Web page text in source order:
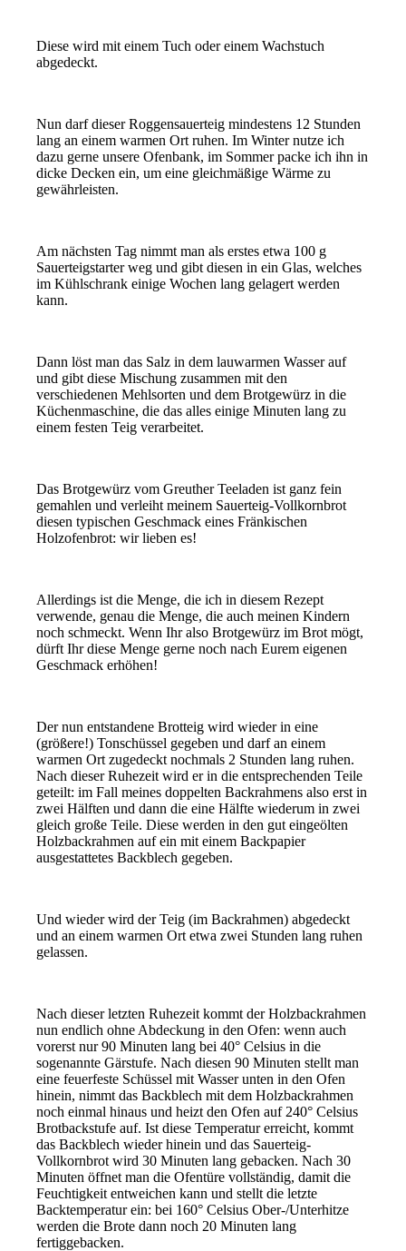
Diese wird mit einem Tuch oder einem Wachstuch
abgedeckt.
Nun darf dieser Roggensauerteig mindestens 12 Stunden
lang an einem warmen Ort ruhen. Im Winter nutze ich
dazu gerne unsere Ofenbank, im Sommer packe ich ihn in
dicke Decken ein, um eine gleichmäßige Wärme zu
gewährleisten.
Am nächsten Tag nimmt man als erstes etwa 100 g
Sauerteigstarter weg und gibt diesen in ein Glas, welches
im Kühlschrank einige Wochen lang gelagert werden
kann.
Dann löst man das Salz in dem lauwarmen Wasser auf
und gibt diese Mischung zusammen mit den
verschiedenen Mehlsorten und dem Brotgewürz in die
Küchenmaschine, die das alles einige Minuten lang zu
einem festen Teig verarbeitet.
Das Brotgewürz vom Greuther Teeladen ist ganz fein
gemahlen und verleiht meinem Sauerteig-Vollkornbrot
diesen typischen Geschmack eines Fränkischen
Holzofenbrot: wir lieben es!
Allerdings ist die Menge, die ich in diesem Rezept
verwende, genau die Menge, die auch meinen Kindern
noch schmeckt. Wenn Ihr also Brotgewürz im Brot mögt,
dürft Ihr diese Menge gerne noch nach Eurem eigenen
Geschmack erhöhen!
Der nun entstandene Brotteig wird wieder in eine
(größere!) Tonschüssel gegeben und darf an einem
warmen Ort zugedeckt nochmals 2 Stunden lang ruhen.
Nach dieser Ruhezeit wird er in die entsprechenden Teile
geteilt: im Fall meines doppelten Backrahmens also erst in
zwei Hälften und dann die eine Hälfte wiederum in zwei
gleich große Teile. Diese werden in den gut eingeölten
Holzbackrahmen auf ein mit einem Backpapier
ausgestattetes Backblech gegeben.
Und wieder wird der Teig (im Backrahmen) abgedeckt
und an einem warmen Ort etwa zwei Stunden lang ruhen
gelassen.
Nach dieser letzten Ruhezeit kommt der Holzbackrahmen
nun endlich ohne Abdeckung in den Ofen: wenn auch
vorerst nur 90 Minuten lang bei 40° Celsius in die
sogenannte Gärstufe. Nach diesen 90 Minuten stellt man
eine feuerfeste Schüssel mit Wasser unten in den Ofen
hinein, nimmt das Backblech mit dem Holzbackrahmen
noch einmal hinaus und heizt den Ofen auf 240° Celsius
Brotbackstufe auf. Ist diese Temperatur erreicht, kommt
das Backblech wieder hinein und das Sauerteig-
Vollkornbrot wird 30 Minuten lang gebacken. Nach 30
Minuten öffnet man die Ofentüre vollständig, damit die
Feuchtigkeit entweichen kann und stellt die letzte
Backtemperatur ein: bei 160° Celsius Ober-/Unterhitze
werden die Brote dann noch 20 Minuten lang
fertiggebacken.